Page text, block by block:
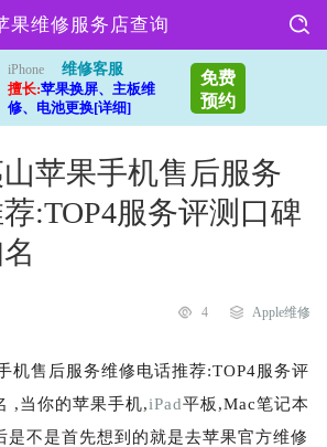
果维修服务店查询
iPhone
维修客服
擅长:苹果换屏、主板维
修、电池更换[详细]
免费
预约
苹果手机售后服务
:TOP4服务评测口碑
4 Apple维修
机售后服务维修电话推荐:TOP4服务评
,当你的苹果手机,iPad平板,Mac笔记本
是不是首先想到的就是去苹果官方维修